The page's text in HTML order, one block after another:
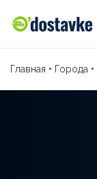
Главная • Города •